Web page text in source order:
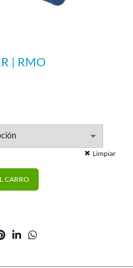
| RMO
Limpiar
CARRO